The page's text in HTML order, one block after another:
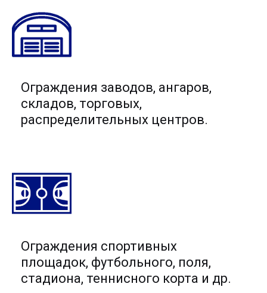
Ограждения заводов, ангаров,
складов, торговых,
распределительных центров.
Ограждения спортивных
площадок, футбольного, поля,
стадиона, теннисного корта и др.